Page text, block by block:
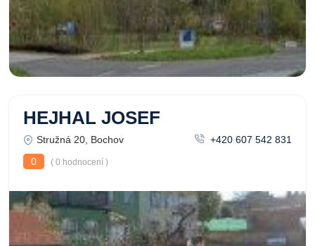
HEJHAL JOSEF
Stružná 20, Bochov
+420 607 542 831
0
( 0 hodnocení )